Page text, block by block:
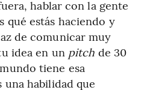
hablar con la gente
qué estás haciendo y
de comunicar muy
idea en un pitch de 30
tiene esa
una habilidad que